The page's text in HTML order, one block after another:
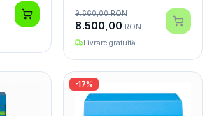
9.660,00RON
8.500,00 RON
Livrare gratuită
-17%